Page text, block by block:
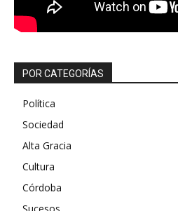
POR CATEGORÍAS
Política
Sociedad
Alta Gracia
Cultura
Córdoba
Sucesos